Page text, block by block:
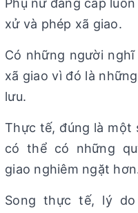
Phụ nữ đẳng cấp
xử và phép xã giao.
Có những người
xã giao vì đó là
lưu.
Thực tế, đúng là một
có thể có những
giao nghiêm ngặt
Song thực tế, lý